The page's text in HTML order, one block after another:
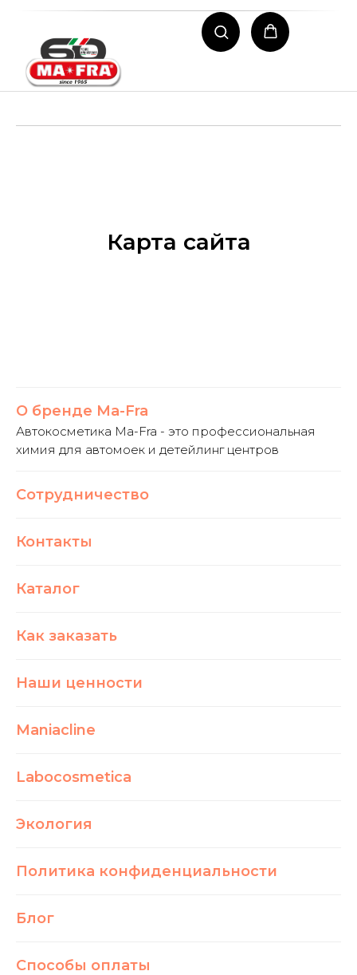
Карта сайта
О бренде Ma-Fra
Автокосметика Ma-Fra - это профессиональная
химия для автомоек и детейлинг центров
Сотрудничество
Контакты
Каталог
Как заказать
Наши ценности
Maniacline
Labocosmetica
Экология
Политика конфиденциальности
Блог
Способы оплаты